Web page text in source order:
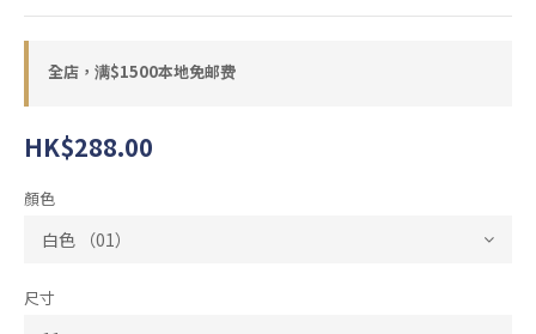
全店，满$1500本地免邮费
HK$288.00
顏色
尺寸